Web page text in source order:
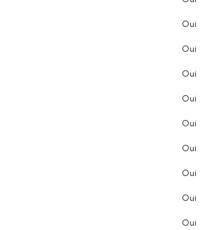
oui
oui
oui
oui
oui
oui
oui
oui
oui